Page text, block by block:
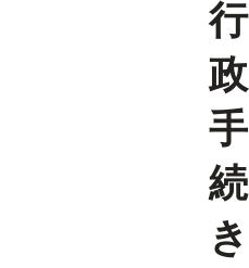
行
政
手
続
き